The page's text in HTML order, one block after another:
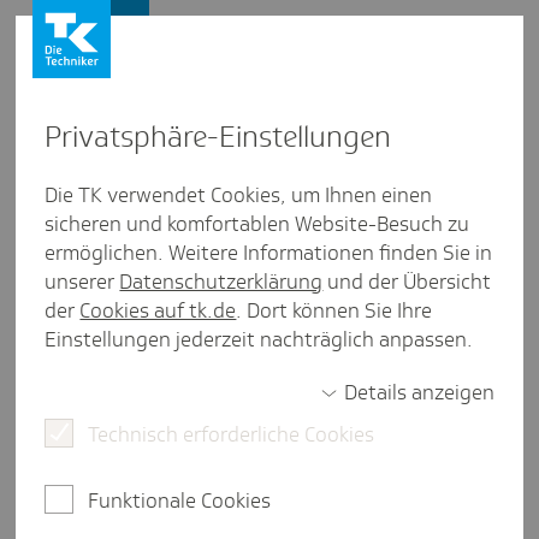
#whats­nex­t2020: Erfolgs­fak­
toren für gesundes Arbeiten in
der digi­talen Arbeits­welt
Die Studie geht weiter: Anfang 2020 wurden
wieder Geschäftsführer, Personal- und
eine Minute Lesezeit
Firmenkunden Studien und Reports
Privat­sphäre-Einstel­lungen
Die TK verwendet Cookies, um Ihnen einen
sicheren und komfortablen Website-Besuch zu
ermöglichen. Weitere Informationen finden Sie in
unserer Datenschutzerklärung und der Übersicht
der Cookies auf tk.de. Dort können Sie Ihre
Einstellungen jederzeit nachträglich anpassen.
Details anzeigen
Technisch erforderliche Cookies
Funktionale Cookies